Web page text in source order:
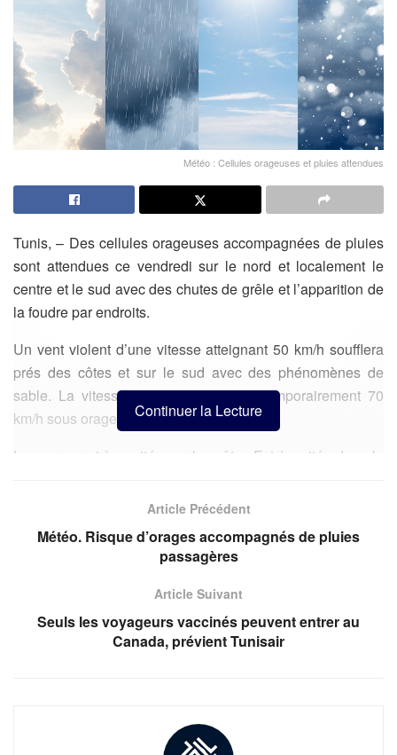
Météo : Cellules orageuses et pluies attendues
Tunis, – Des cellules orageuses accompagnées de pluies
sont attendues ce vendredi sur le nord et localement le
centre et le sud avec des chutes de grêle et l’apparition de
la foudre par endroits.
Un vent violent d’une vitesse atteignant 50 km/h soufflera
prés des côtes et sur le sud avec des phénomènes de
sable. La vitesse du vent dépassera temporairement 70
km/h sous orages.
La mer sera très agitée sur les côtes-Est à agitée dans le
Les températures maximales seront comprises entre 28 et
34 °C dans le nord et le centre et entre 35 et 41 °C dans le
sud avec vent de sirocco.
Continuer la Lecture
Article Précédent
Météo. Risque d’orages accompagnés de pluies
passagères
Article Suivant
Seuls les voyageurs vaccinés peuvent entrer au
Canada, prévient Tunisair